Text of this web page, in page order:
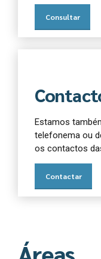
Consultar
Estamos
telefonema ou
os contactos
Contactar